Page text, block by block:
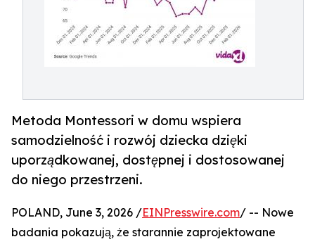
Metoda Montessori w domu wspiera
samodzielność i rozwój dziecka dzięki
uporządkowanej, dostępnej i dostosowanej
do niego przestrzeni.
POLAND, June 3, 2026 /EINPresswire.com/ -- Nowe
badania pokazują, że starannie zaprojektowane